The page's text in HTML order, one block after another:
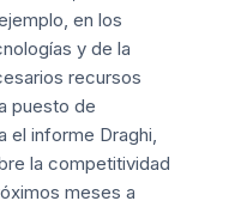
en los
y de la
recursos
puesto de
el informe Draghi,
la competitividad
meses a